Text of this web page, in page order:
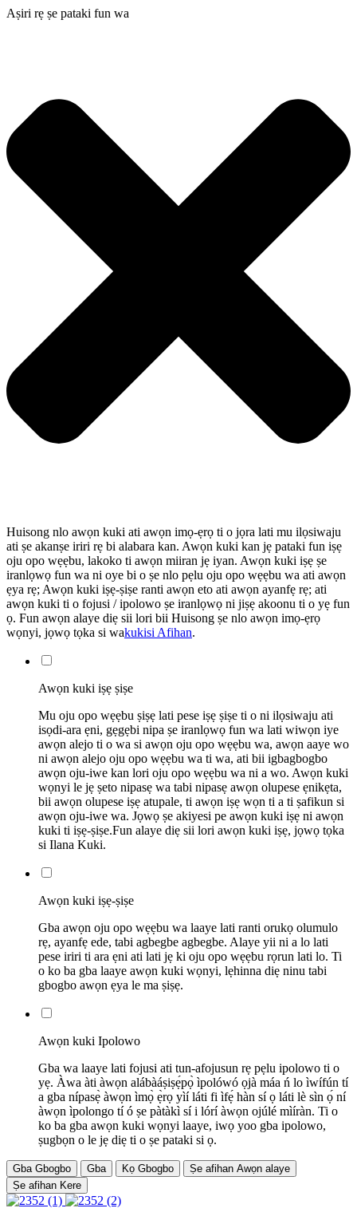
Aṣiri rẹ ṣe pataki fun wa
Huisong nlo awọn kuki ati awọn imọ-ẹrọ ti o jọra lati mu ilọsiwaju
ati ṣe akanṣe iriri rẹ bi alabara kan. Awọn kuki kan jẹ pataki fun iṣẹ
oju opo wẹẹbu, lakoko ti awọn miiran jẹ iyan. Awọn kuki iṣẹ ṣe
iranlọwọ fun wa ni oye bi o ṣe nlo pẹlu oju opo wẹẹbu wa ati awọn
ẹya rẹ; Awọn kuki iṣẹ-ṣiṣe ranti awọn eto ati awọn ayanfẹ rẹ; ati
awọn kuki ti o fojusi / ipolowo ṣe iranlọwọ ni jiṣẹ akoonu ti o yẹ fun
ọ. Fun awọn alaye diẹ sii lori bii Huisong ṣe nlo awọn imọ-ẹrọ
wọnyi, jọwọ tọka si wakukisi Afihan.
Awọn kuki iṣẹ ṣiṣe
Mu oju opo wẹẹbu ṣiṣẹ lati pese iṣẹ ṣiṣe ti o ni ilọsiwaju ati
isọdi-ara ẹni, gẹgẹbi nipa ṣe iranlọwọ fun wa lati wiwọn iye
awọn alejo ti o wa si awọn oju opo wẹẹbu wa, awọn aaye wo
ni awọn alejo oju opo wẹẹbu wa ti wa, ati bii igbagbogbo
awọn oju-iwe kan lori oju opo wẹẹbu wa ni a wo. Awọn kuki
wọnyi le jẹ ṣeto nipasẹ wa tabi nipasẹ awọn olupese ẹnikẹta,
bii awọn olupese iṣẹ atupale, ti awọn iṣẹ wọn ti a ti ṣafikun si
awọn oju-iwe wa. Jọwọ ṣe akiyesi pe awọn kuki iṣẹ ni awọn
kuki ti iṣẹ-ṣiṣe.Fun alaye diẹ sii lori awọn kuki iṣẹ, jọwọ tọka
si Ilana Kuki.
Awọn kuki iṣẹ-ṣiṣe
Gba awọn oju opo wẹẹbu wa laaye lati ranti orukọ olumulo
rẹ, ayanfẹ ede, tabi agbegbe agbegbe. Alaye yii ni a lo lati
pese iriri ti ara ẹni ati lati jẹ ki oju opo wẹẹbu rọrun lati lo. Ti
o ko ba gba laaye awọn kuki wọnyi, lẹhinna diẹ ninu tabi
gbogbo awọn ẹya le ma ṣiṣẹ.
Awọn kuki Ipolowo
Gba wa laaye lati fojusi ati tun-afojusun rẹ pẹlu ipolowo ti o
yẹ. Àwa àti àwọn alábàáṣiṣẹ́pọ̀ ìpolówó ọjà máa ń lo ìwífún tí
a gba nípasẹ̀ àwọn ìmọ̀ ẹ̀rọ yìí láti fi ìfẹ́ hàn sí ọ láti lè sìn ọ́ ní
àwọn ìpolongo tí ó ṣe pàtàkì sí i lórí àwọn ojúlé mìíràn. Ti o
ko ba gba awọn kuki wọnyi laaye, iwọ yoo gba ipolowo,
ṣugbọn o le jẹ diẹ ti o ṣe pataki si ọ.
Gba Gbogbo Gba Kọ Gbogbo
Ṣe afihan Awọn alaye
Ṣe afihan Kere